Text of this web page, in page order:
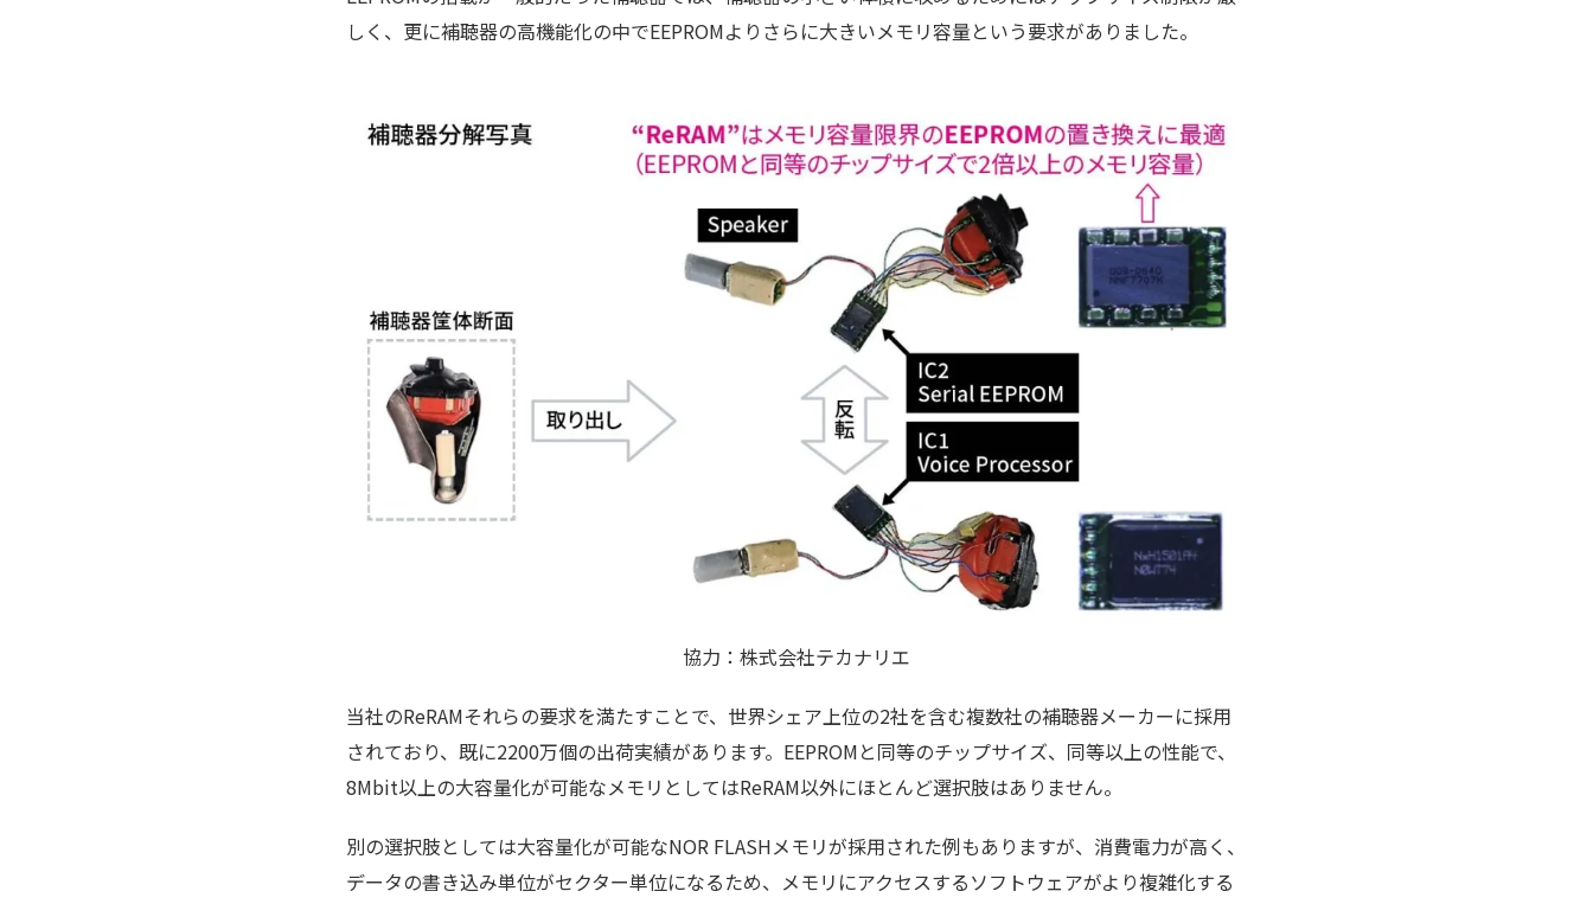
しく、更に補聴器の高機能化の中でEEPROMよりさらに大きいメモリ容量という要求がありました。
協力：株式会社テカナリエ
当社のReRAMそれらの要求を満たすことで、世界シェア上位の2社を含む複数社の補聴器メーカーに採用
されており、既に2200万個の出荷実績があります。EEPROMと同等のチップサイズ、同等以上の性能で、
8Mbit以上の大容量化が可能なメモリとしてはReRAM以外にほとんど選択肢はありません。
別の選択肢としては大容量化が可能なNOR FLASHメモリが採用された例もありますが、消費電力が高く、
データの書き込み単位がセクター単位になるため、メモリにアクセスするソフトウェアがより複雑化する